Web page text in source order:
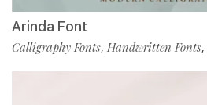
Arinda Font
Calligraphy Fonts, Handwritten Fonts,